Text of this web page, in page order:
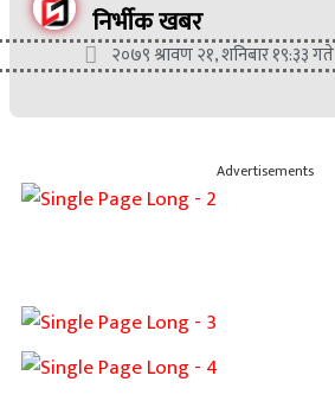
निर्भीक खबर
२०७९ श्रावण २१, शनिबार १९:३३ गते
Advertisements